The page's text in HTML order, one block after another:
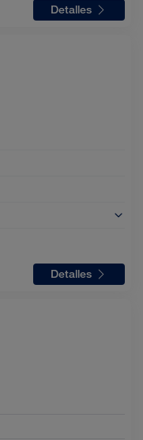
Detalles
Detalles